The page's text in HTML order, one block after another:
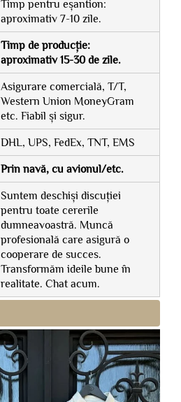
Timp pentru eșantion:
aproximativ 7-10 zile.
Timp de producție:
aproximativ 15-30 de zile.
Asigurare comercială, T/T,
Western Union MoneyGram
etc. Fiabil și sigur.
DHL, UPS, FedEx, TNT, EMS
Prin navă, cu avionul/etc.
Suntem deschiși discuției
pentru toate cererile
dumneavoastră. Muncă
profesională care asigură o
cooperare de succes.
Transformăm ideile bune în
realitate. Chat acum.